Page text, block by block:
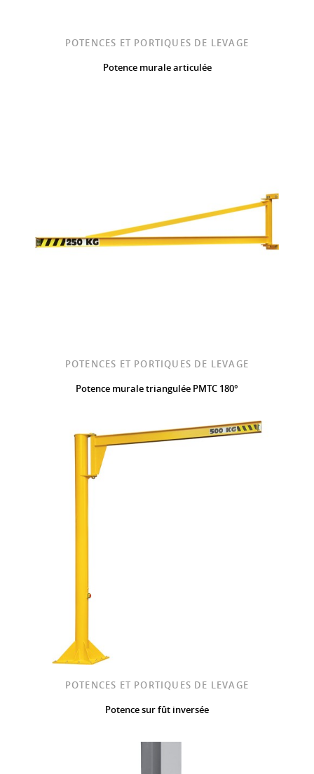
POTENCES ET PORTIQUES DE LEVAGE
Potence murale articulée
POTENCES ET PORTIQUES DE LEVAGE
Potence murale triangulée PMTC 180°
POTENCES ET PORTIQUES DE LEVAGE
Potence sur fût inversée